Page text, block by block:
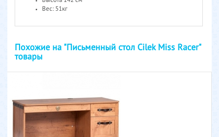
Вес: 51кг
Похожие на "Письменный стол Cilek Miss Racer"
товары